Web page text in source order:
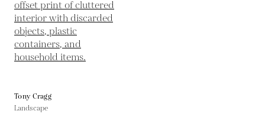
Tony Cragg
Landscape